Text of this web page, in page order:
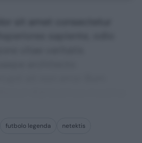
futbolo legenda
netektis